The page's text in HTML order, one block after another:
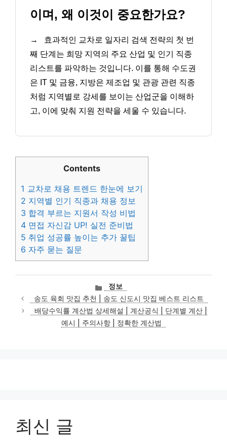
이며, 왜 이것이 중요한가요?
→
효과적인 교차로 일자리 검색 전략의 첫 번
째 단계는 희망 지역의 주요 산업 및 인기 직종
리스트를 파악하는 것입니다. 이를 통해 수도권
은 IT 및 금융, 지방은 제조업 및 관광 관련 직종
처럼 지역별로 강세를 보이는 산업군을 이해하
고, 이에 맞춰 지원 전략을 세울 수 있습니다.
Contents
1 교차로 채용 트렌드 한눈에 보기
2 지역별 인기 직종과 채용 정보
3 합격 부르는 지원서 작성 비법
4 면접 자신감 UP! 실전 준비법
5 취업 성공률 높이는 추가 꿀팁
6 자주 묻는 질문
카
테
고
리
정보
송도 육회 맛집 추천 | 송도 신도시 맛집 베스트 리스트
배당수익률 계산법 상세해설 | 계산공식 | 단계별 계산 |
예시 | 주의사항 | 정확한 계산법
최신 글